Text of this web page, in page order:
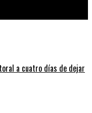
a cuatro días de dejar